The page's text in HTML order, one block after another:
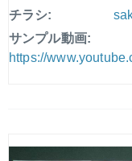
チラシ:
サンプル動画:
https://